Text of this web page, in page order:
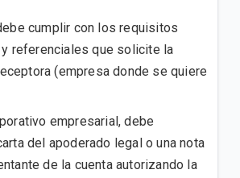
cumplir con los requisitos
referenciales que solicite la
(empresa donde se quiere
empresarial, debe
del apoderado legal o una nota
de la cuenta autorizando la